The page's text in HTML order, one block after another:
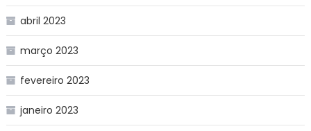
abril 2023
março 2023
fevereiro 2023
janeiro 2023